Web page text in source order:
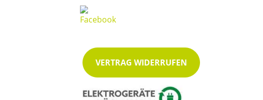
VERTRAG WIDERRUFEN